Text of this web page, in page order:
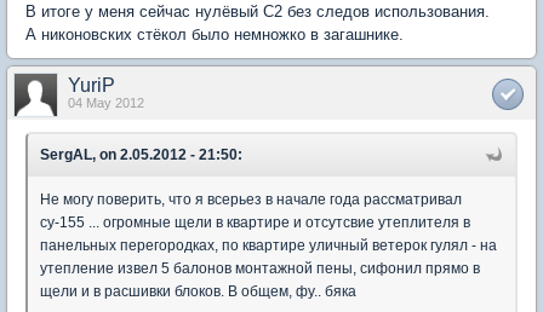
В итоге у меня сейчас нулёвый С2 без следов использования.
А никоновских стёкол было немножко в загашнике.
YuriP
04 May 2012
SergAL, on 2.05.2012 - 21:50:
Не могу поверить, что я всерьез в начале года рассматривал
су-155 ... огромные щели в квартире и отсутсвие утеплителя в
панельных перегородках, по квартире уличный ветерок гулял - на
утепление извел 5 балонов монтажной пены, сифонил прямо в
щели и в расшивки блоков. В общем, фу.. бяка